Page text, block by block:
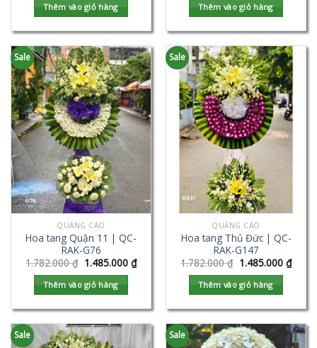
Thêm vào giỏ hàng Thêm vào giỏ hàng
Sale
QUẢNG CÁO
Hoa tang Quận 11 | QC-
RAK-G76
1.782.000₫ 1.485.000 ₫
Thêm vào giỏ hàng
Sale
QUẢNG CÁO
Hoa tang Thủ Đức | QC-
RAK-G147
1.782.000₫ 1.485.000 ₫
Thêm vào giỏ hàng
Sale Sale